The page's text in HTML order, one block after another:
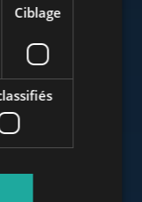
ARABIC
Ciblage